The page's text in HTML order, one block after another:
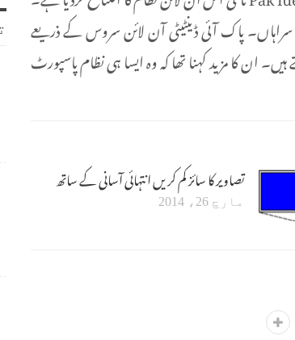
سراہاں۔ پاک آئی ڈینٹیٹی آن لائن سروس کے ذریعے
ان کا مزید کہنا تھا کہ وہ ایسا ہی نظام پاسپورٹ
تصاویر کا سائز کم کریں انتہائی آسانی کے ساتھ
مارچ 26، 2014